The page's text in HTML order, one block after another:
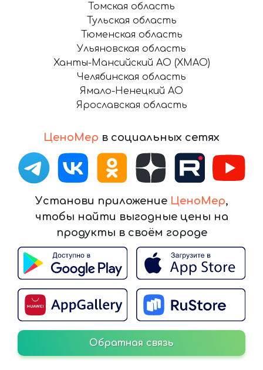
ЦеноМер в социальных сетях
Установи приложение ЦеноМер,
чтобы найти выгодные цены на
продукты в своём городе
Обратная связь
Томская область
Тульская область
Тюменская область
Ульяновская область
Ханты-Мансийский АО (ХМАО)
Челябинская область
Ямало-Ненецкий АО
Ярославская область